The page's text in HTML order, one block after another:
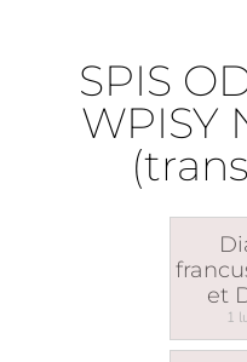
SPIS
WPISY
et
1